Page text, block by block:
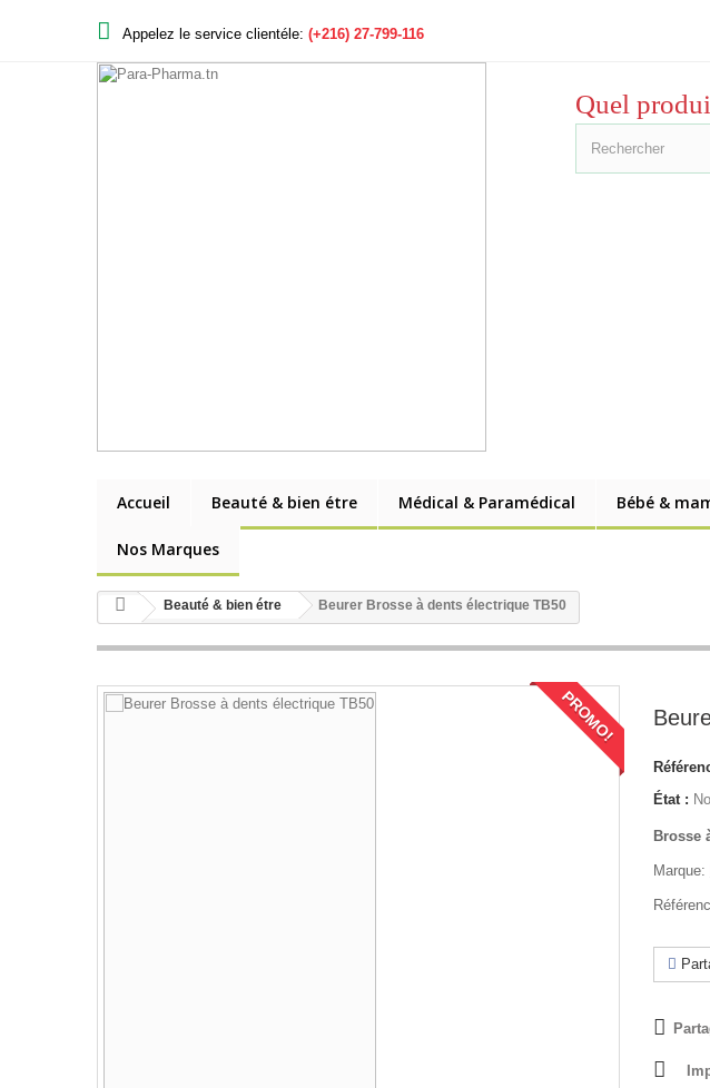
Appelez le service clientéle: (+216) 27-799-116
Quel
Accueil Beauté & bien étre Médical & Paramédical Bébé &
Nos Marques
Beauté & bien étre Beurer Brosse à dents électrique TB50
PROMO!
État :
Brosse
Marque: